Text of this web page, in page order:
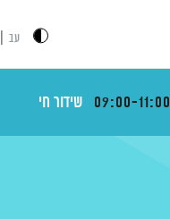
עב
09:00-11:00 שידור חי